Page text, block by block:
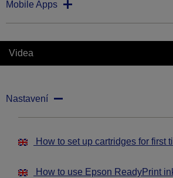
Mobile Apps
Videa
Nastavení
How to set up cartridges for first
How to use Epson ReadyPrint